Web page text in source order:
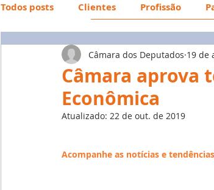
Todos posts Clientes Profissão
FGTS Mercado de
Emprego Avaliação de Desempenho
Reforma Trabalhista eSocial
Câmara aprova
Econômica
Câmara dos Deputados 19 de
Atualizado: 22 de out. de 2019
Acompanhe as notícias e